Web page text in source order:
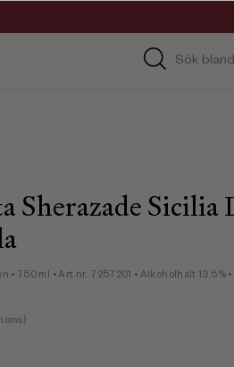
Sherazade Sicilia
• 750 ml • Art.nr. 7257201 • Alkoholhalt 13.5%•